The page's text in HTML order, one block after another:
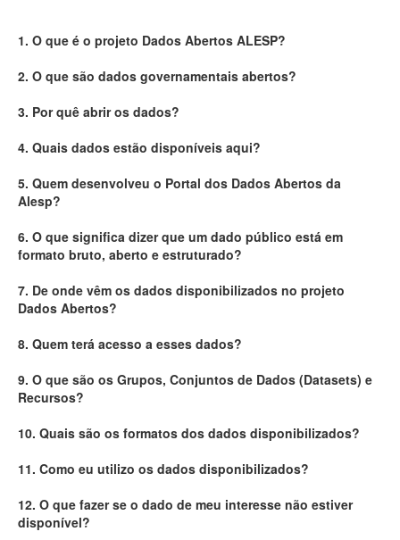
Administração
Legislação
Perguntas frequentes
Contato
1. O que é o projeto Dados Abertos ALESP?
2. O que são dados governamentais abertos?
3. Por quê abrir os dados?
4. Quais dados estão disponíveis aqui?
5. Quem desenvolveu o Portal dos Dados Abertos da
Alesp?
6. O que significa dizer que um dado público está em
formato bruto, aberto e estruturado?
7. De onde vêm os dados disponibilizados no projeto
Dados Abertos?
8. Quem terá acesso a esses dados?
9. O que são os Grupos, Conjuntos de Dados (Datasets) e
Recursos?
10. Quais são os formatos dos dados disponibilizados?
11. Como eu utilizo os dados disponibilizados?
12. O que fazer se o dado de meu interesse não estiver
disponível?